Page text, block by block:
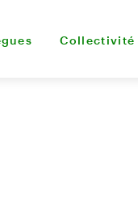
Collectivité